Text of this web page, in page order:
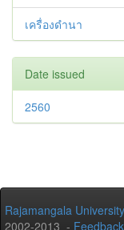
เครื่องดำนา
Date issued
2560
Rajamangala
2002-2013 - Feedback